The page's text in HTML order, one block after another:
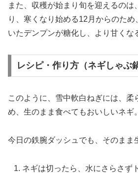
また、収穫が始まり旬を迎えるのは
り、寒くなり始める12月からのため
いたデンプンが糖化し、より甘くな
レシピ・作り方（ネギしゃぶ
このように、雪中軟白ねぎには、柔
め、生のまま食べてもおいしいネギ。
今日の鉄腕ダッシュでも、そのま
ネギは切ったら、水にさらさず